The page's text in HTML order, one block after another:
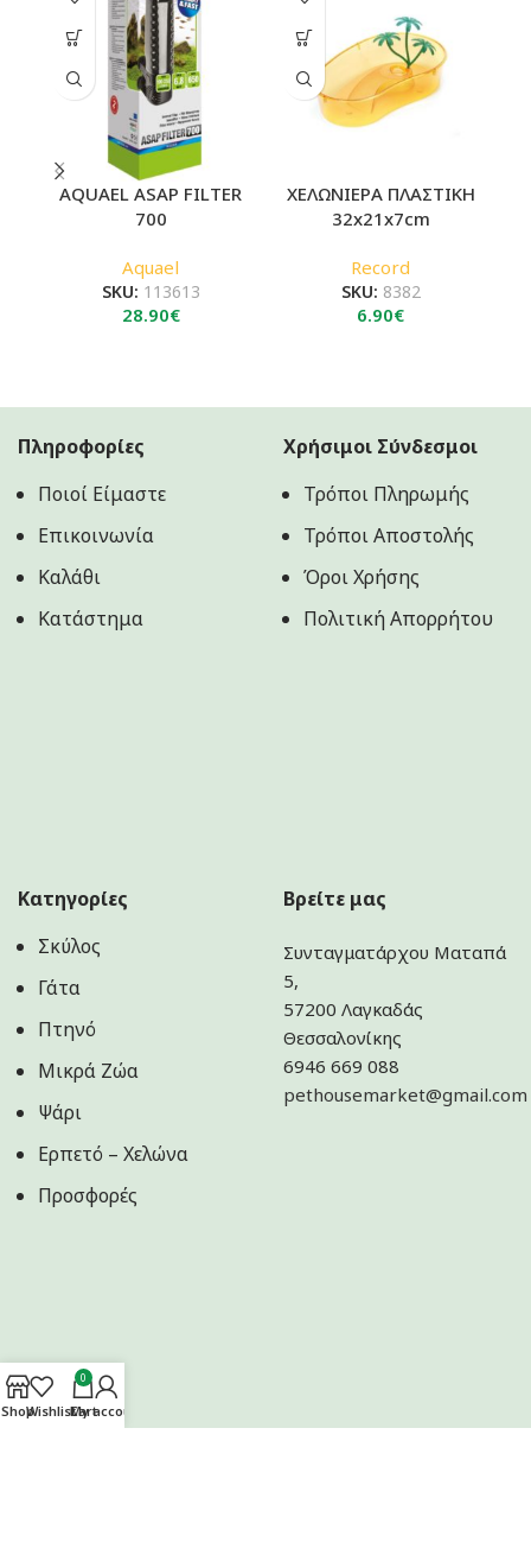
AQUAEL ASAP FILTER
700
Aquael
SKU: 113613
28.90€
ΧΕΛΩΝΙΕΡΑ ΠΛΑΣΤΙΚΗ
32x21x7cm
Record
SKU: 8382
6.90€
Πληροφορίες
Ποιοί Είμαστε
Επικοινωνία
Καλάθι
Κατάστημα
Χρήσιμοι Σύνδεσμοι
Τρόποι Πληρωμής
Τρόποι Αποστολής
Όροι Χρήσης
Πολιτική Aπορρήτου
Κατηγορίες
Σκύλος
Γάτα
Πτηνό
Μικρά Ζώα
Ψάρι
Ερπετό – Χελώνα
Προσφορές
Βρείτε μας
Συνταγματάρχου Ματαπά
5,
57200 Λαγκαδάς
Θεσσαλονίκης
6946 669 088
pethousemarket@gmail.com
ShopWishlist
0
Cart
My account